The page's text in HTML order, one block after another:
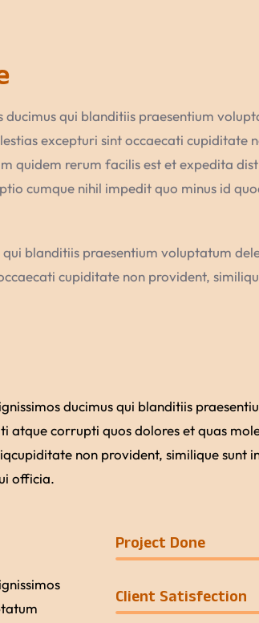
ducimus qui blanditiis praesentium
excepturi sint occaecati cupiditate
quidem rerum facilis est et expedita
cumque nihil impedit quo minus id
qui blanditiis praesentium voluptatum
cupiditate non provident,
ducimus qui blanditiis
corrupti quos dolores et quas
non provident, similique sunt
officia.
Project Done
Client Satisfection